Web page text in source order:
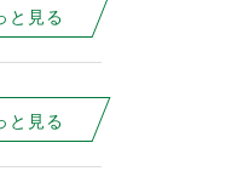
と見る
と見る